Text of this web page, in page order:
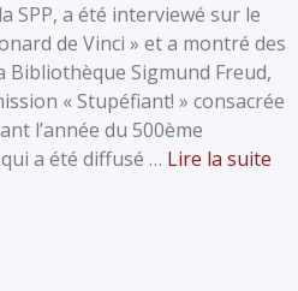
SPP, a été interviewé sur le
de Vinci » et a montré des
Sigmund Freud,
« Stupéfiant! » consacrée
l’année du 500ème
a été diffusé … Lire la suite